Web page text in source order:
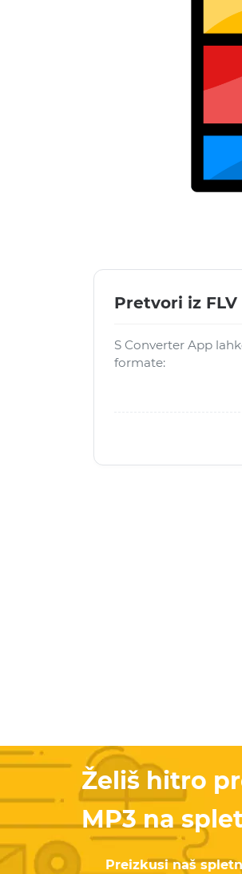
Pretvori iz FLV
S Converter App
formate:
Želiš hitro
MP3 na
Preizkusi naš